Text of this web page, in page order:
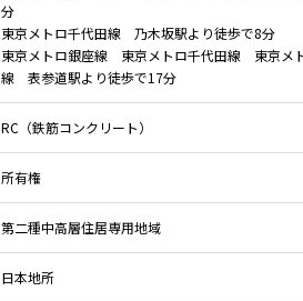
分
東京メトロ千代田線 乃木坂駅より徒歩で8分
東京メトロ銀座線 東京メトロ千代田線 東京メ
線 表参道駅より徒歩で17分
RC（鉄筋コンクリート）
所有権
第二種中高層住居専用地域
日本地所